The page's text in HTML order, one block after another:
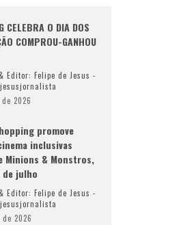
CELEBRA O DIA DOS
COMPROU-GANHOU
Editor: Felipe de Jesus -
2026
promove
inclusivas
Minions & Monstros,
de julho
Editor: Felipe de Jesus -
2026